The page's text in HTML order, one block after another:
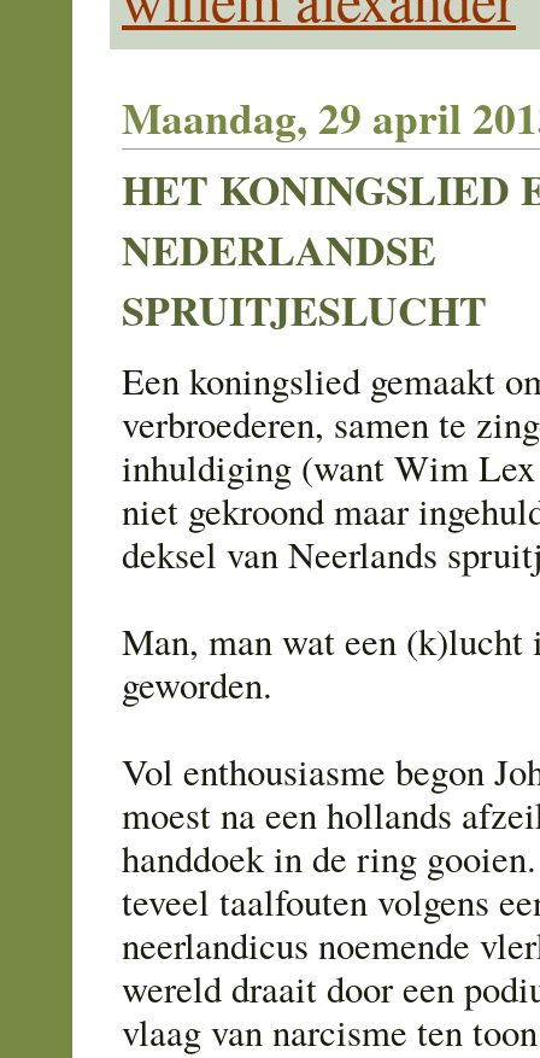
Maandag, 29 april
HET KONINGSLIED
NEDERLANDSE
SPRUITJESLUCHT
Een koningslied gemaakt
verbroederen, samen te
inhuldiging (want Wim
niet gekroond maar
deksel van Neerlands
Man, man wat een (k)lucht
geworden.
Vol enthousiasme begon
moest na een hollands
handdoek in de ring
teveel taalfouten volgens
neerlandicus noemende
wereld draait door een
vlaag van narcisme ten